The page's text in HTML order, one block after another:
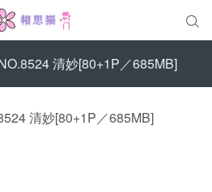

清妙[80+1P／685MB]
清妙[80+1P／685MB]